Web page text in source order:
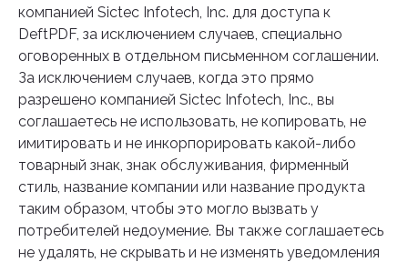
компанией Sictec Infotech, Inc. для доступа к
DeftPDF, за исключением случаев, специально
оговоренных в отдельном письменном соглашении.
За исключением случаев, когда это прямо
разрешено компанией Sictec Infotech, Inc., вы
соглашаетесь не использовать, не копировать, не
имитировать и не инкорпорировать какой-либо
товарный знак, знак обслуживания, фирменный
стиль, название компании или название продукта
таким образом, чтобы это могло вызвать у
потребителей недоумение. Вы также соглашаетесь
не удалять, не скрывать и не изменять уведомления